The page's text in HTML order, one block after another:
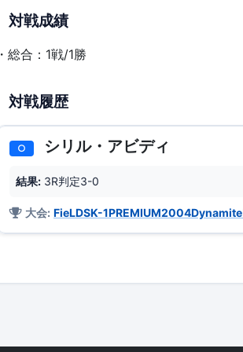
対戦成績
・総合：1戦/1勝
対戦履歴
○ シリル・アビディ
結果: 3R判定3-0
大会: FieLDSK-